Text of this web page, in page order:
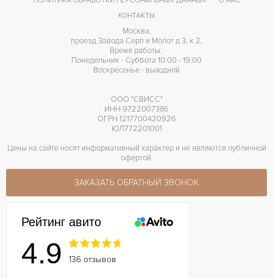
КОНТАКТЫ
Москва,
проезд Завода Серп и Молот д 3, к 2,
Время работы:
Понедельник - Суббота 10:00 - 19:00
Воскресенье - выходной
ООО "СВИСС"
ИНН 9722007386
ОГРН 1217700420926
ЮЛ772201001
Цены на сайте носят информативный характер и не являются публичной
офертой.
ЗАКАЗАТЬ ОБРАТНЫЙ ЗВОНОК
Рейтинг авито
4.9 136 отзывов